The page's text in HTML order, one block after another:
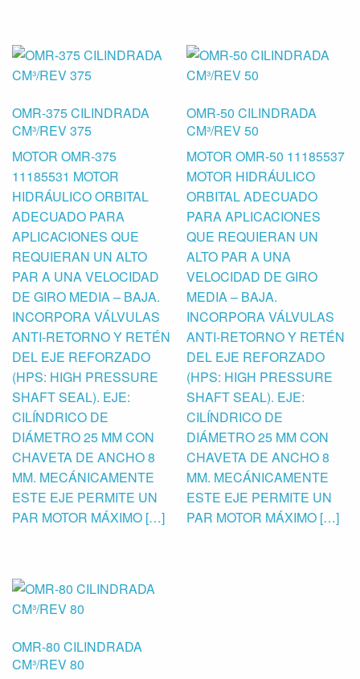
OMR-375 CILINDRADA
CM³/REV 375
MOTOR OMR-375
11185531 MOTOR
HIDRÁULICO ORBITAL
ADECUADO PARA
APLICACIONES QUE
REQUIERAN UN ALTO
PAR A UNA VELOCIDAD
DE GIRO MEDIA – BAJA.
INCORPORA VÁLVULAS
ANTI-RETORNO Y RETÉN
DEL EJE REFORZADO
(HPS: HIGH PRESSURE
SHAFT SEAL). EJE:
CILÍNDRICO DE
DIÁMETRO 25 MM CON
CHAVETA DE ANCHO 8
MM. MECÁNICAMENTE
ESTE EJE PERMITE UN
PAR MOTOR MÁXIMO […]
OMR-50 CILINDRADA
CM³/REV 50
MOTOR OMR-50 11185537
MOTOR HIDRÁULICO
ORBITAL ADECUADO
PARA APLICACIONES
QUE REQUIERAN UN
ALTO PAR A UNA
VELOCIDAD DE GIRO
MEDIA – BAJA.
INCORPORA VÁLVULAS
ANTI-RETORNO Y RETÉN
DEL EJE REFORZADO
(HPS: HIGH PRESSURE
SHAFT SEAL). EJE:
CILÍNDRICO DE
DIÁMETRO 25 MM CON
CHAVETA DE ANCHO 8
MM. MECÁNICAMENTE
ESTE EJE PERMITE UN
PAR MOTOR MÁXIMO […]
OMR-80 CILINDRADA
CM³/REV 80